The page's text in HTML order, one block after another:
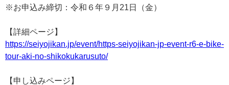
※お申込み締切：令和６年９月21日（金）
【詳細ページ】
https://seiyojikan.jp/event/https-seiyojikan-jp-event-r6-e-bike-
tour-aki-no-shikokukarusuto/
【申し込みページ】